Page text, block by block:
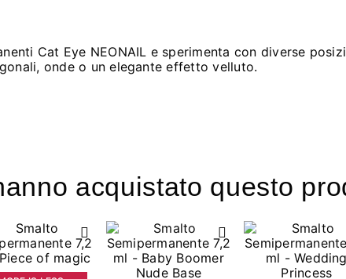
Cat Eye NEONAIL e sperimenta con diverse
onde o un elegante effetto velluto.
acquistato questo